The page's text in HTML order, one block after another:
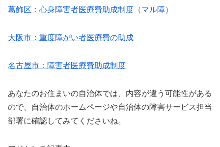
葛飾区：心身障害者医療費助成制度（マル障）
大阪市：重度障がい者医療費の助成
名古屋市：障害者医療費助成制度
あなたのお住まいの自治体では、内容が違う可能性がある
ので、自治体のホームページや自治体の障害サービス担当
部署に確認してみてくださいね。